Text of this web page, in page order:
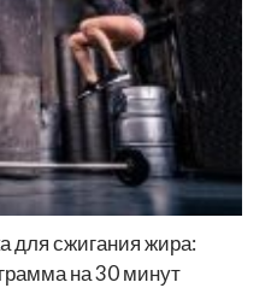
для сжигания жира:
на 30 минут